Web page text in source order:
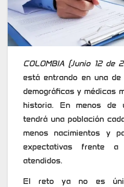
COLOMBIA (Junio
está entrando en una
demográficas y médicas
historia. En menos de
tendrá una población
menos nacimientos y
expectativas frente
atendidos.
El reto ya no es